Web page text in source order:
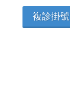
複診掛號